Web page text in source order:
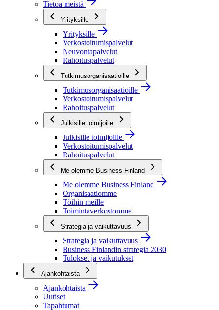
Tietoa meistä
Yrityksille
Yrityksille
Verkostoitumispalvelut
Neuvontapalvelut
Rahoituspalvelut
Tutkimusorganisaatioille
Tutkimusorganisaatioille
Verkostoitumispalvelut
Rahoituspalvelut
Julkisille toimijoille
Julkisille toimijoille
Verkostoitumispalvelut
Rahoituspalvelut
Me olemme Business Finland
Me olemme Business Finland
Organisaatiomme
Töihin meille
Toimintaverkostomme
Strategia ja vaikuttavuus
Strategia ja vaikuttavuus
Business Finlandin strategia 2030
Tulokset ja vaikutukset
Ajankohtaista
Ajankohtaista
Uutiset
Tapahtumat